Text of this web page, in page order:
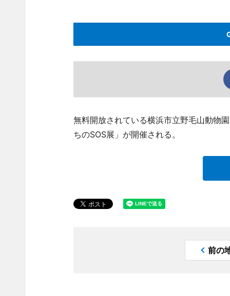
無料開放されている横浜市立野毛山動物
ちのSOS展」が開催される。
前の